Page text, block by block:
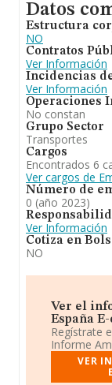
Datos
Estructura
NO
Contratos
Ver Información
Incidencias
Ver Información
Operaciones
No constan
Grupo Sector
Transportes
Cargos
Encontrados 6
Ver cargos de
Número de
0 (año 2023)
Ver Información
Cotiza en
NO
Ver el
España
Regístrate
Informe
VER